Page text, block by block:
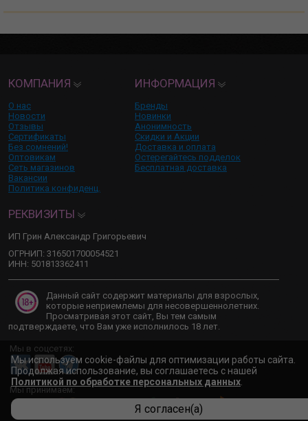
КОМПАНИЯ
О нас
Новости
Отзывы
Сертификаты
Без сомнений!
Оптовикам
Сеть магазинов
Вакансии
Политика конфиденц.
ИНФОРМАЦИЯ
Бренды
Новинки
Анонимность
Скидки и Акции
Доставка и оплата
Остерегайтесь подделок
Бесплатная доставка
РЕКВИЗИТЫ
ИП Грин Александр Григорьевич
ОГРНИП: 316501700054521
ИНН: 501813362411
Данный сайт содержит материалы для взрослых,
которые неприемлемы для несовершеннолетних.
Просматривая этот сайт, Вы тем самым
подтверждаете, что Вам уже исполнилось 18 лет.
Мы в соцсетях:
Мы принимаем:
Мы используем cookie-файлы для оптимизации работы сайта.
Продолжая использование, вы соглашаетесь с нашей
Политикой по обработке персональных данных
Я согласен(а)